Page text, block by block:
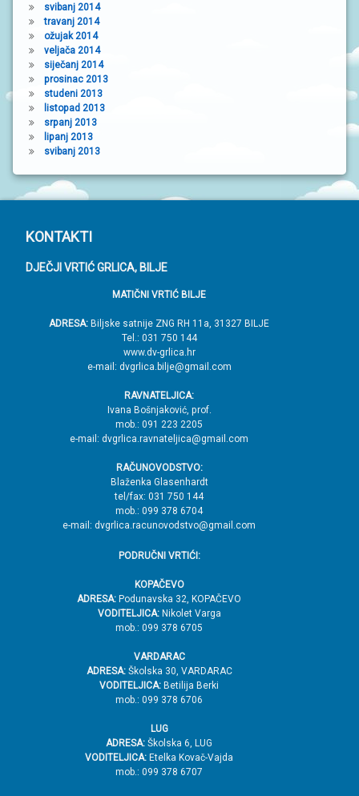
svibanj 2014
travanj 2014
ožujak 2014
veljača 2014
siječanj 2014
prosinac 2013
studeni 2013
listopad 2013
srpanj 2013
lipanj 2013
svibanj 2013
P
o
KONTAKTI
DJEČJI VRTIĆ GRLICA, BILJE
MATIČNI VRTIĆ BILJE
ADRESA: Biljske satnije ZNG RH 11a, 31327 BILJE
Tel.: 031 750 144
www.dv-grlica.hr
e-mail: dvgrlica.bilje@gmail.com
RAVNATELJICA:
Ivana Bošnjaković, prof.
mob.: 091 223 2205
e-mail: dvgrlica.ravnateljica@gmail.com
RAČUNOVODSTVO:
Blaženka Glasenhardt
tel/fax: 031 750 144
mob.: 099 378 6704
e-mail: dvgrlica.racunovodstvo@gmail.com
PODRUČNI VRTIĆI:
KOPAČEVO
ADRESA: Podunavska 32, KOPAČEVO
VODITELJICA:Nikolet Varga
mob.: 099 378 6705
VARDARAC
ADRESA:Školska 30, VARDARAC
VODITELJICA: Betilija Berki
mob.: 099 378 6706
LUG
ADRESA: Školska 6, LUG
VODITELJICA: Etelka Kovač-Vajda
mob.: 099 378 6707